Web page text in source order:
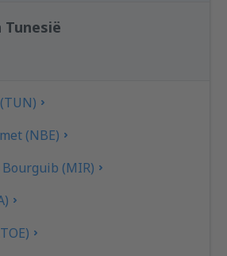
Tunesië
(NBE)
(MIR)